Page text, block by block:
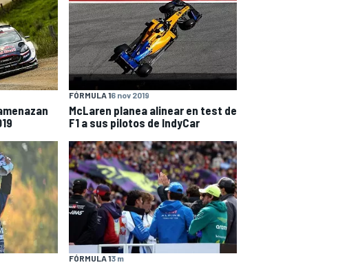
FÓRMULA 16 nov 2019
McLaren planea alinear en test de
F1 a sus pilotos de IndyCar
FÓRMULA 13 m